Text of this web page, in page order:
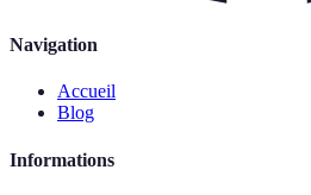
Navigation
Accueil
Blog
Informations